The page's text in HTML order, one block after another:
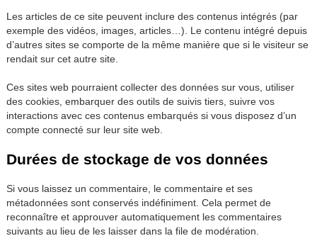
Les articles de ce site peuvent inclure des contenus intégrés (par
exemple des vidéos, images, articles…). Le contenu intégré depuis
d’autres sites se comporte de la même manière que si le visiteur se
rendait sur cet autre site.
Ces sites web pourraient collecter des données sur vous, utiliser
des cookies, embarquer des outils de suivis tiers, suivre vos
interactions avec ces contenus embarqués si vous disposez d’un
compte connecté sur leur site web.
Durées de stockage de vos données
Si vous laissez un commentaire, le commentaire et ses
métadonnées sont conservés indéfiniment. Cela permet de
reconnaître et approuver automatiquement les commentaires
suivants au lieu de les laisser dans la file de modération.